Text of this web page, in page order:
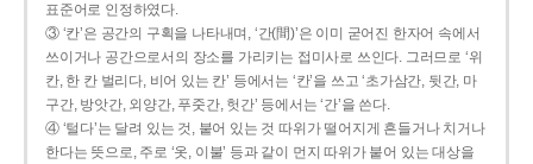
표준어로 인정하였다.
③ ‘칸’은 공간의 구획을 나타내며, ‘간(間)’은 이미 굳어진 한자어 속에서
쓰이거나 공간으로서의 장소를 가리키는 접미사로 쓰인다. 그러므로 ‘위
칸, 한 칸 벌리다, 비어 있는 칸’ 등에서는 ‘칸’을 쓰고 ‘초가삼간, 뒷간, 마
구간, 방앗간, 외양간, 푸줏간, 헛간’ 등에서는 ‘간’을 쓴다.
④ ‘털다’는 달려 있는 것, 붙어 있는 것 따위가 떨어지게 흔들거나 치거나
한다는 뜻으로, 주로 ‘옷, 이불’ 등과 같이 먼지 따위가 붙어 있는 대상을